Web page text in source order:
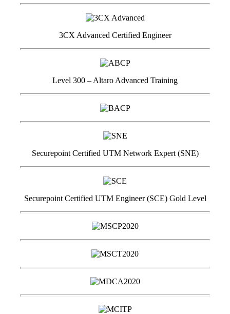
3CX Advanced Certified Engineer
Level 300 – Altaro Advanced Training
Securepoint Certified UTM Network Expert (SNE)
Securepoint Certified UTM Engineer (SCE) Gold Level